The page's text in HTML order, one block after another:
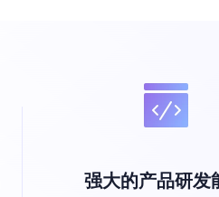
强大的产品研发